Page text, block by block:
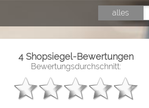
alles
4 Shopsiegel-Bewertungen
Bewertungsdurchschnitt: